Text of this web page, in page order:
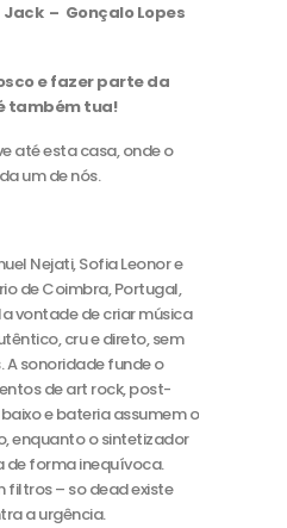
– Gonçalo Lopes
e fazer parte da
também tua!
até esta casa, onde o
um de nós.
Nejati, Sofia Leonor e
de Coimbra, Portugal,
vontade de criar música
cru e direto, sem
sonoridade funde o
de art rock, post-
e bateria assumem o
enquanto o sintetizador
de forma inequívoca.
filtros – so dead existe
a urgência.